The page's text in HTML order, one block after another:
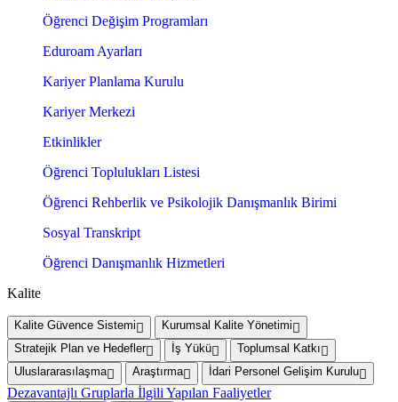
Öğrenci Değişim Programları
Eduroam Ayarları
Kariyer Planlama Kurulu
Kariyer Merkezi
Etkinlikler
Öğrenci Toplulukları Listesi
Öğrenci Rehberlik ve Psikolojik Danışmanlık Birimi
Sosyal Transkript
Öğrenci Danışmanlık Hizmetleri
Kalite
Kalite Güvence Sistemi
Kurumsal Kalite Yönetimi
Stratejik Plan ve Hedefler
İş Yükü
Toplumsal Katkı
Uluslararasılaşma
Araştırma İdari Personel Gelişim Kurulu
Dezavantajlı Gruplarla İlgili Yapılan Faaliyetler